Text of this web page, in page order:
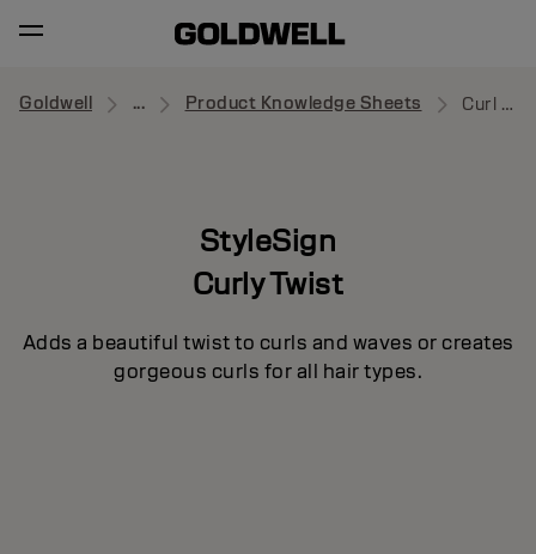
Goldwell ... Product Knowledge Sheets Curl Splash
StyleSign
Curly Twist
Adds a beautiful twist to curls and waves or creates
gorgeous curls for all hair types.